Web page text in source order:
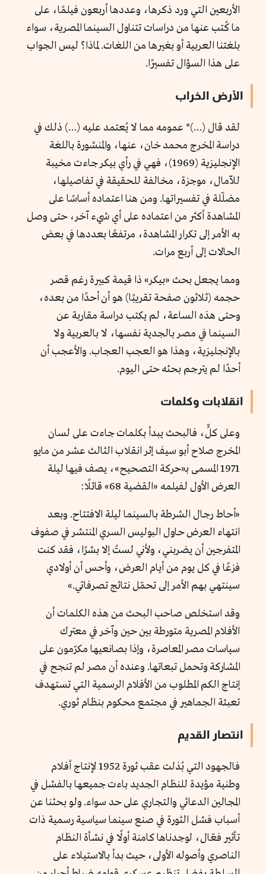
الأربعين التي ورد ذكرها، وعددها أربعون فيلمًا، على
ما كُتب عنها من دراسات تتناول السينما المصرية، سواء
بلغتنا العربية أو بغيرها من اللغات. لماذا؟ ليس الجواب
على هذا السؤال تفسيرًا.
الأرض الخراب
لقد قال (…)* عمومه مما لا يُعتمد عليه (…) ذلك في
دراسة المخرج محمد خان، عنها، والمنشورة باللغة
الإنجليزية (1969)، فهي في رأي بيكر جاءت مخيبة
للآمال، موجزة، مخالفة للحقيقة في تفاصيلها،
مضلّلة في تفسيراتها. ومن هنا اعتماده أساسًا على
المشاهدة أكثر من اعتماده على أي شيء آخر، حتى وصل
به الأمر إلى تكرار المشاهدة، مرتفعًا بعددها في بعض
الحالات إلى أربع مرات.
ومما يجعل بحث «بيكر» ذا قيمة كبيرة رغم قصر
حجمه (ثلاثون صفحة تقريبًا) هو أن أحدًا من بعده،
وحتى هذه الساعة، لم يكتب دراسة مقاربة عن
السينما في مصر بالجدية نفسها، لا بالعربية ولا
بالإنجليزية، وهذا هو العجب العجاب. والأعجب أن
أحدًا لم يترجم بحثه حتى اليوم.
انقلابات وكلمات
وعلى كلٍّ، فالبحث يبدأ بكلمات جاءت على لسان
المخرج صلاح أبو سيف إثر انقلاب الثالث عشر من مايو
1971 المسمى بـ«حركة التصحيح»، يصف فيها ليلة
العرض الأول لفيلمه «القضية 68» قائلًا:
«أحاط رجال الشرطة بالسينما ليلة الافتتاح. وبعد
انتهاء العرض حاول البوليس السري المنتشر في صفوف
المتفرجين أن يضربني، ولأني لستُ إلا بشرًا، فقد كنت
فزعًا في كل يوم من أيام العرض، وأحس أن أولادي
سينتهي بهم الأمر إلى تحمّل نتائج تصرفاتي.»
وقد استخلص صاحب البحث من هذه الكلمات أن
الأفلام المصرية متورطة بين حين وآخر في معترك
سياسات مصر المعاصرة، وإذا بصانعيها مكرّمون على
المشاركة وتحمل تبعاتها. وعنده أن مصر لم تنجح في
إنتاج الكم المطلوب من الأفلام الرسمية التي تستهدف
تعبئة الجماهير في مجتمع محكوم بنظام ثوري.
انتصار القديم
فالجهود التي بُذلت عقب ثورة 1952 لإنتاج أفلام
وطنية مؤيدة للنظام الجديد باءت جميعها بالفشل في
المجالين الدعائي والتجاري على حد سواء. ولو بحثنا عن
أسباب فشل الثورة في صنع سينما سياسية رسمية ذات
تأثير فعّال، لوجدناها كامنة أولًا في نشأة النظام
الناصري وأصوله الأولى، حيث بدأ بالاستيلاء على